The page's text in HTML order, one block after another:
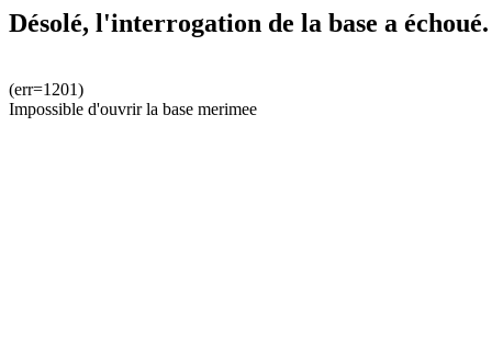
Désolé, l'interrogation de la base a échoué.
(err=1201)
Impossible d'ouvrir la base merimee